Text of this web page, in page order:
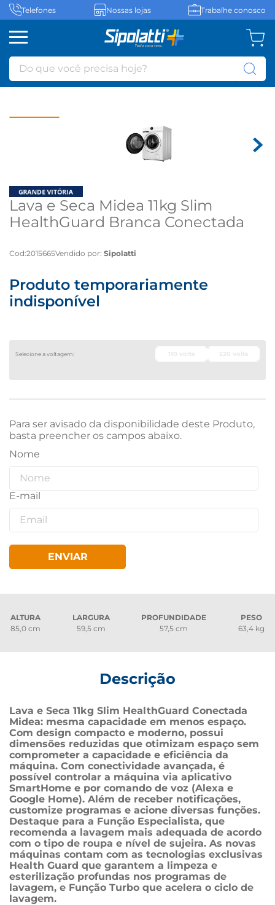
Telefones Nossas lojas Trabalhe conosco
Do que você precisa hoje?
Lava e Seca Midea 11kg Slim
HealthGuard Branca Conectada
Cod:2015665Vendido por: Sipolatti
Produto temporariamente
indisponível
Para ser avisado da disponibilidade deste Produto,
basta preencher os campos abaixo.
ENVIAR
ALTURA
85,0 cm
LARGURA
59,5 cm
PROFUNDIDADE
57,5 cm
PESO
63,4 kg
Descrição
Lava e Seca 11kg Slim HealthGuard Conectada
Midea: mesma capacidade em menos espaço.
Com design compacto e moderno, possui
dimensões reduzidas que otimizam espaço sem
comprometer a capacidade e eficiência da
máquina. Com conectividade avançada, é
possível controlar a máquina via aplicativo
SmartHome e por comando de voz (Alexa e
Google Home). Além de receber notificações,
customize programas e acione diversas funções.
Destaque para a Função Especialista, que
recomenda a lavagem mais adequada de acordo
com o tipo de roupa e nível de sujeira. As novas
máquinas contam com as tecnologias exclusivas
Health Guard que garantem a limpeza e
esterilização profundas nos programas de
lavagem, e Função Turbo que acelera o ciclo de
lavagem.